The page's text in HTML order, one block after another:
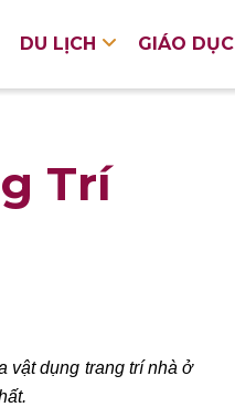
DU LỊCH GIÁO DỤC
Trí
vật dụng trang trí nhà ở